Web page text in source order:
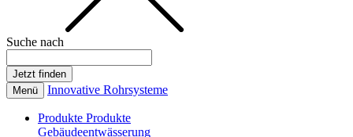
Suche nach
Menü Innovative Rohrsysteme
Produkte Produkte
Gebäudeentwässerung